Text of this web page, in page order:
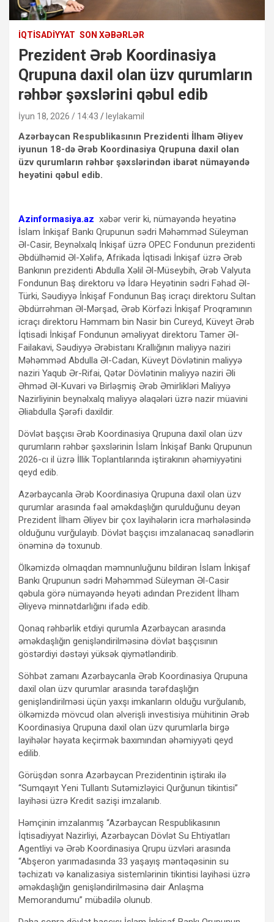
İQTISADIYYAT SON XƏBƏRLƏR
Prezident Ərəb Koordinasiya
Qrupuna daxil olan üzv qurumların
rəhbər şəxslərini qəbul edib
İyun 18, 2026 / 14:43 leylakamil
Azərbaycan Respublikasının Prezidenti İlham Əliyev
iyunun 18-də Ərəb Koordinasiya Qrupuna daxil olan
üzv qurumların rəhbər şəxslərindən ibarət nümayəndə
heyətini qəbul edib.
Azinformasiya.az xəbər verir ki, nümayəndə heyətinə
İslam İnkişaf Bankı Qrupunun sədri Məhəmməd Süleyman
Əl-Casir, Beynəlxalq İnkişaf üzrə OPEC Fondunun prezidenti
Əbdülhəmid Əl-Xəlifə, Afrikada İqtisadi İnkişaf üzrə Ərəb
Bankının prezidenti Abdulla Xəlil Əl-Müseybih, Ərəb Valyuta
Fondunun Baş direktoru və İdarə Heyətinin sədri Fəhad Əl-
Türki, Səudiyyə İnkişaf Fondunun Baş icraçı direktoru Sultan
Əbdürrəhman Əl-Mərşad, Ərəb Körfəzi İnkişaf Proqramının
icraçı direktoru Həmmam bin Nasir bin Cureyd, Küveyt Ərəb
İqtisadi İnkişaf Fondunun əməliyyat direktoru Tamer Əl-
Failakavi, Səudiyyə Ərəbistanı Krallığının maliyyə naziri
Məhəmməd Abdulla Əl-Cadan, Küveyt Dövlətinin maliyyə
naziri Yaqub Ər-Rifai, Qətər Dövlətinin maliyyə naziri Əli
Əhməd Əl-Kuvari və Birləşmiş Ərəb Əmirlikləri Maliyyə
Nazirliyinin beynəlxalq maliyyə əlaqələri üzrə nazir müavini
Əliabdulla Şərəfi daxildir.
Dövlət başçısı Ərəb Koordinasiya Qrupuna daxil olan üzv
qurumların rəhbər şəxslərinin İslam İnkişaf Bankı Qrupunun
2026-cı il üzrə İllik Toplantılarında iştirakının əhəmiyyətini
qeyd edib.
Azərbaycanla Ərəb Koordinasiya Qrupuna daxil olan üzv
qurumlar arasında fəal əməkdaşlığın qurulduğunu deyən
Prezident İlham Əliyev bir çox layihələrin icra mərhələsində
olduğunu vurğulayıb. Dövlət başçısı imzalanacaq sənədlərin
önəminə də toxunub.
Ölkəmizdə olmaqdan məmnunluğunu bildirən İslam İnkişaf
Bankı Qrupunun sədri Məhəmməd Süleyman Əl-Casir
qəbula görə nümayəndə heyəti adından Prezident İlham
Əliyevə minnətdarlığını ifadə edib.
Qonaq rəhbərlik etdiyi qurumla Azərbaycan arasında
əməkdaşlığın genişləndirilməsinə dövlət başçısının
göstərdiyi dəstəyi yüksək qiymətləndirib.
Söhbət zamanı Azərbaycanla Ərəb Koordinasiya Qrupuna
daxil olan üzv qurumlar arasında tərəfdaşlığın
genişləndirilməsi üçün yaxşı imkanların olduğu vurğulanıb,
ölkəmizdə mövcud olan əlverişli investisiya mühitinin Ərəb
Koordinasiya Qrupuna daxil olan üzv qurumlarla birgə
layihələr həyata keçirmək baxımından əhəmiyyəti qeyd
edilib.
Görüşdən sonra Azərbaycan Prezidentinin iştirakı ilə
“Sumqayıt Yeni Tullantı Sutəmizləyici Qurğunun tikintisi”
layihəsi üzrə Kredit sazişi imzalanıb.
Həmçinin imzalanmış “Azərbaycan Respublikasının
İqtisadiyyat Nazirliyi, Azərbaycan Dövlət Su Ehtiyatları
Agentliyi və Ərəb Koordinasiya Qrupu üzvləri arasında
“Abşeron yarımadasında 33 yaşayış məntəqəsinin su
təchizatı və kanalizasiya sistemlərinin tikintisi layihəsi üzrə
əməkdaşlığın genişləndirilməsinə dair Anlaşma
Memorandumu” mübadilə olunub.